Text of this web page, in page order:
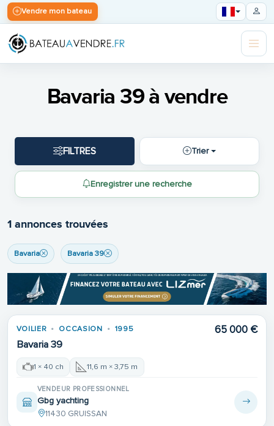
Vendre mon bateau
Bavaria 39 à vendre
FILTRES Trier
Enregistrer une recherche
1 annonces trouvées
Bavaria Bavaria 39
VOILIER OCCASION 1995
Bavaria 39
65 000 €
1 × 40 ch 11,6 m × 3,75 m
VENDEUR PROFESSIONNEL
Gbg yachting
11430 GRUISSAN